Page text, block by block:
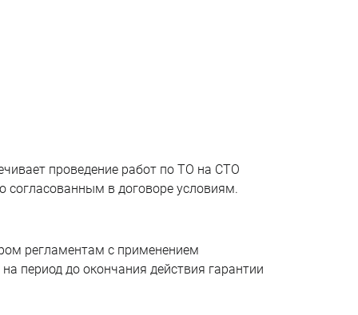
проведение работ по ТО на СТО
согласованным в договоре условиям.
регламентам с применением
период до окончания действия гарантии